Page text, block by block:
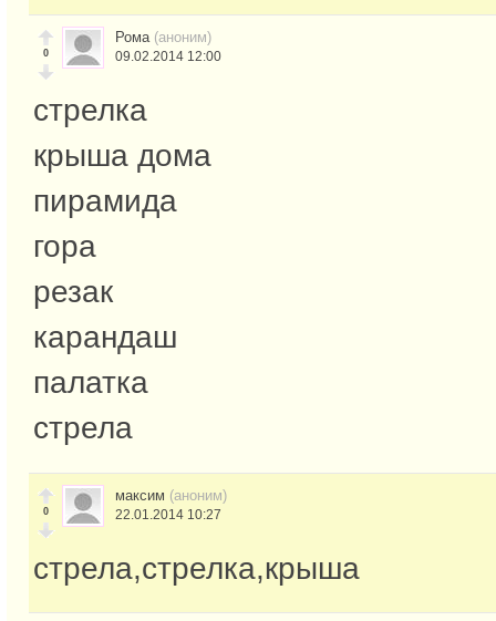
0
Рома (аноним)
09.02.2014 12:00
стрелка
крыша дома
пирамида
гора
резак
карандаш
палатка
стрела
0
максим (аноним)
22.01.2014 10:27
стрела,стрелка,крыша